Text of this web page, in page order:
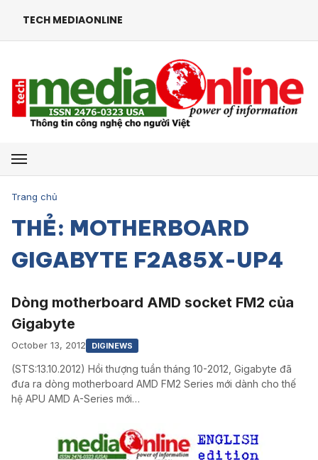
TECH MEDIAONLINE
Mở menu
Trang chủ
THẺ: MOTHERBOARD
GIGABYTE F2A85X-UP4
Dòng motherboard AMD socket FM2 của
Gigabyte
October 13, 2012 DIGINEWS
(STS:13.10.2012) Hồi thượng tuần tháng 10-2012, Gigabyte đã
đưa ra dòng motherboard AMD FM2 Series mới dành cho thế
hệ APU AMD A-Series mới…